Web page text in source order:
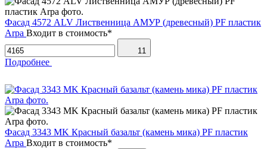
Фасад 4572 ALV Лиственница АМУР (древесный) PF пластик
Arpa Входит в стоимость*
11
Подробнее
Фасад 3343 MK Красный базальт (камень мика) PF пластик
Arpa Входит в стоимость*